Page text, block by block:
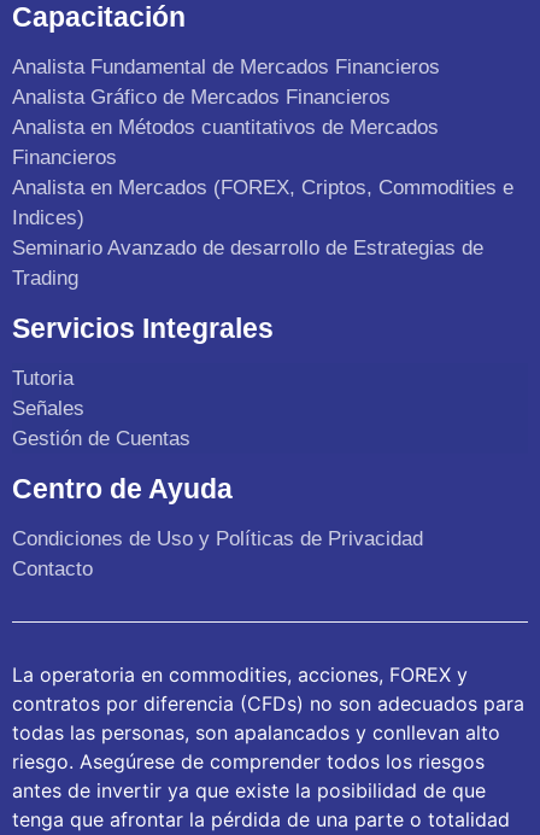
Capacitación
Analista Fundamental de Mercados Financieros
Analista Gráfico de Mercados Financieros
Analista en Métodos cuantitativos de Mercados
Financieros
Analista en Mercados (FOREX, Criptos, Commodities e
Indices)
Seminario Avanzado de desarrollo de Estrategias de
Trading
Servicios Integrales
Tutoria
Señales
Gestión de Cuentas
Centro de Ayuda
Condiciones de Uso y Políticas de Privacidad
Contacto
La operatoria en commodities, acciones, FOREX y
contratos por diferencia (CFDs) no son adecuados para
todas las personas, son apalancados y conllevan alto
riesgo. Asegúrese de comprender todos los riesgos
antes de invertir ya que existe la posibilidad de que
tenga que afrontar la pérdida de una parte o totalidad